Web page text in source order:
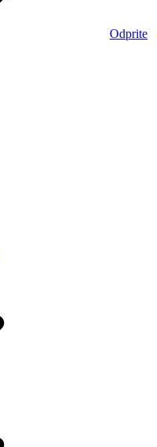
Odprite